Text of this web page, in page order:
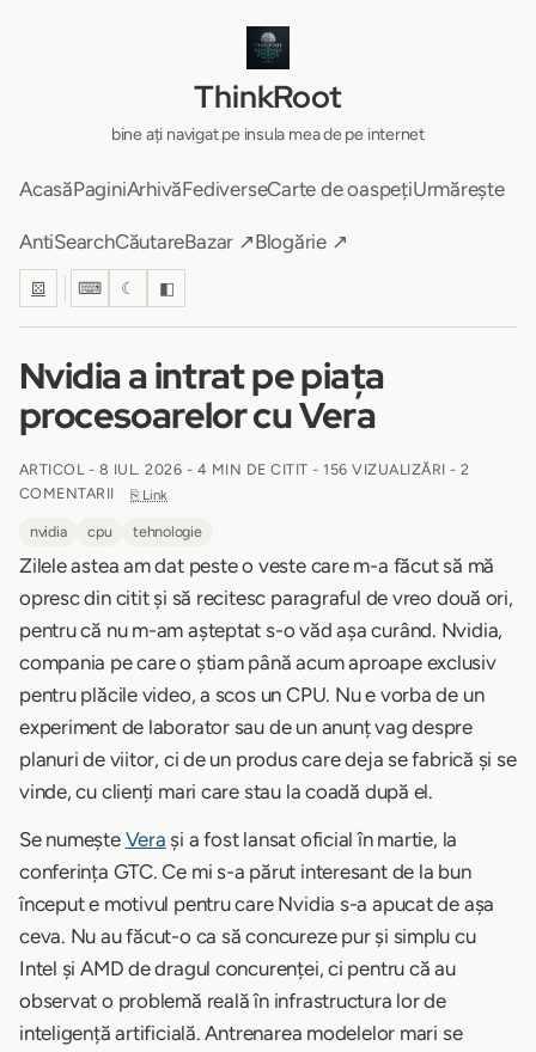
ThinkRoot
bine ați navigat pe insula mea de pe internet
AcasăPaginiArhivăFediverseCarte de oaspețiUrmărește
AntiSearchCăutareBazar ↗Blogărie ↗
⚄ ⌨ ☾ ◧
Nvidia a intrat pe piața
procesoarelor cu Vera
ARTICOL - 8 IUL. 2026 - 4 MIN DE CITIT - 156 VIZUALIZĂRI - 2
COMENTARII
⎘ Link
nvidia cpu tehnologie
Zilele astea am dat peste o veste care m-a făcut să mă
opresc din citit și să recitesc paragraful de vreo două ori,
pentru că nu m-am așteptat s-o văd așa curând. Nvidia,
compania pe care o știam până acum aproape exclusiv
pentru plăcile video, a scos un CPU. Nu e vorba de un
experiment de laborator sau de un anunț vag despre
planuri de viitor, ci de un produs care deja se fabrică și se
vinde, cu clienți mari care stau la coadă după el.
Se numește Vera și a fost lansat oficial în martie, la
conferința GTC. Ce mi s-a părut interesant de la bun
început e motivul pentru care Nvidia s-a apucat de așa
ceva. Nu au făcut-o ca să concureze pur și simplu cu
Intel și AMD de dragul concurenței, ci pentru că au
observat o problemă reală în infrastructura lor de
inteligență artificială. Antrenarea modelelor mari se